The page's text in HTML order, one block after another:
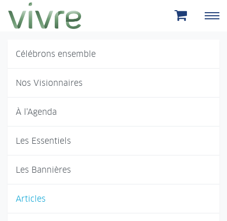
Aller au menu principal
Aller au contenu principal
Célébrons ensemble
Nos Visionnaires
À l'Agenda
Les Essentiels
Les Bannières
Articles